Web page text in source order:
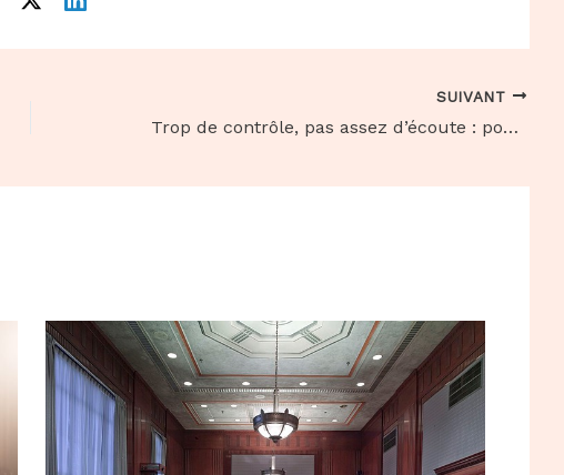
SUIVANT
Trop de contrôle, pas assez d’écoute : pourquoi les élèves se rebellent ?